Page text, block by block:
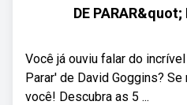
DE
Você já ouviu falar do
Parar' de David Goggins?
você! Descubra as 5 ...